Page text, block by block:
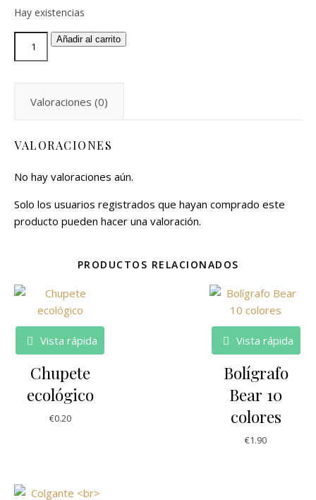
Hay existencias
Añadir al carrito
Valoraciones (0)
VALORACIONES
No hay valoraciones aún.
Solo los usuarios registrados que hayan comprado este
producto pueden hacer una valoración.
PRODUCTOS RELACIONADOS
Vista rápida
Chupete
ecológico
€0.20
Vista rápida
Bolígrafo
Bear 10
colores
€1.90